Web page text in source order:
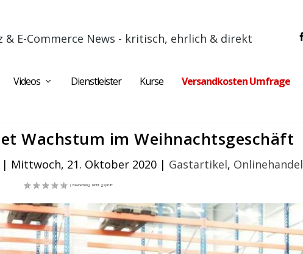
& E-Commerce News - kritisch, ehrlich & direkt
Videos Dienstleister Kurse Versandkosten Umfrage
Wachstum im Weihnachtsgeschäft
| Mittwoch, 21. Oktober 2020| Gastartikel, Onlinehandel